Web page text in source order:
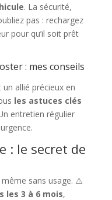
. La sécurité,
pas : rechargez
pour qu’il soit prêt
: mes conseils
allié précieux en
les astuces clés
entretien régulier
: le secret de
sans usage. ⚠️
les 3 à 6 mois,